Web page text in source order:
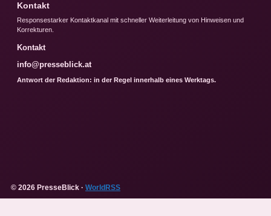
Kontakt
Responsestarker Kontaktkanal mit schneller Weiterleitung von Hinweisen und
Korrekturen.
Kontakt
info@presseblick.at
Antwort der Redaktion: in der Regel innerhalb eines Werktags.
© 2026 PresseBlick · WorldRSS